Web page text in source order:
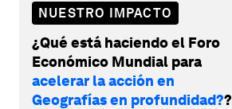
NUESTRO IMPACTO
¿Qué está haciendo el Foro
Económico Mundial para
acelerar la acción en
Geografías en profundidad??